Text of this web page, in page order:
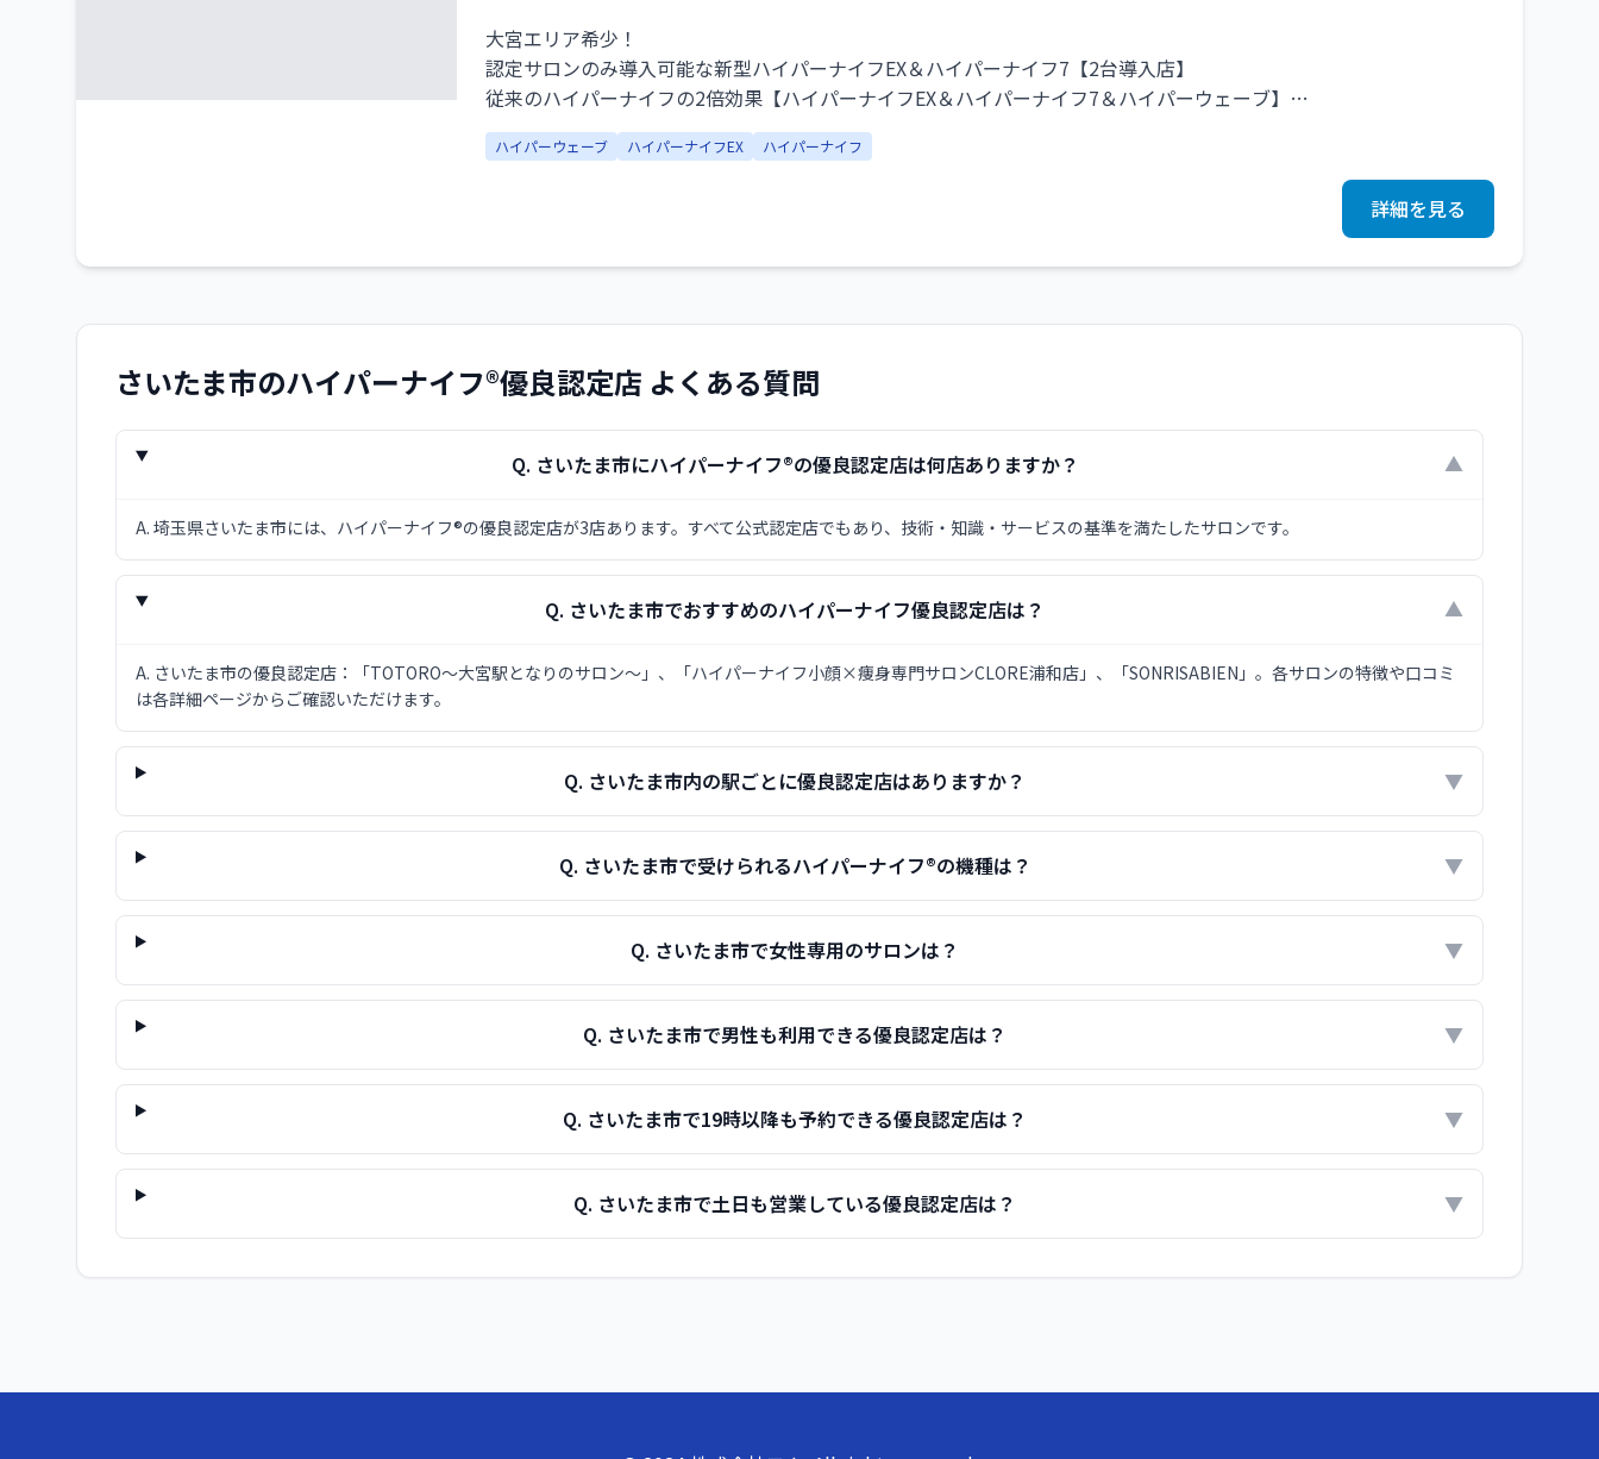
大宮エリア希少！
認定サロンのみ導入可能な新型ハイパーナイフEX＆ハイパーナイフ7【2台導入店】
従来のハイパーナイフの2倍効果【ハイパーナイフEX＆ハイパーナイフ7＆ハイパーウェーブ】
グイグイ解されるのに極上の気持ち良さ《温リンパ》
【しなやかボディ/サイズダウン/韓国式小顔コルギ小顔】を実現。
ハイパーウェーブ ハイパーナイフEX ハイパーナイフ
詳細を見る
さいたま市のハイパーナイフ®優良認定店 よくある質問
Q. さいたま市にハイパーナイフ®の優良認定店は何店ありますか？ ▼
A. 埼玉県さいたま市には、ハイパーナイフ®の優良認定店が3店あります。すべて公式認定店でもあり、技術・知識・サービスの基準を満たしたサロンです。
Q. さいたま市でおすすめのハイパーナイフ優良認定店は？ ▼
A. さいたま市の優良認定店：「TOTORO〜大宮駅となりのサロン〜」、「ハイパーナイフ小顔×痩身専門サロンCLORE浦和店」、「SONRISABIEN」。各サロンの特徴や口コミ
は各詳細ページからご確認いただけます。
Q. さいたま市内の駅ごとに優良認定店はありますか？ ▼
Q. さいたま市で受けられるハイパーナイフ®の機種は？ ▼
Q. さいたま市で女性専用のサロンは？ ▼
Q. さいたま市で男性も利用できる優良認定店は？ ▼
Q. さいたま市で19時以降も予約できる優良認定店は？ ▼
Q. さいたま市で土日も営業している優良認定店は？ ▼